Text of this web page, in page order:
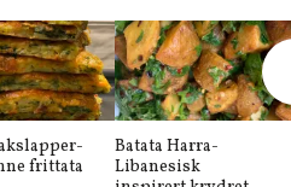
frittata
Batata Harra-
Libanesisk